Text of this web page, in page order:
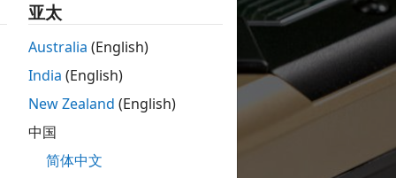
亚太
Australia (English)
India (English)
New Zealand (English)
中国
简体中文